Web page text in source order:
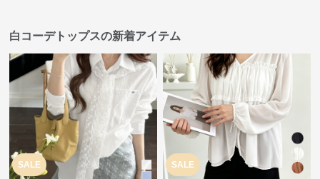
白コーデトップスの新着アイテム
SALE SALE